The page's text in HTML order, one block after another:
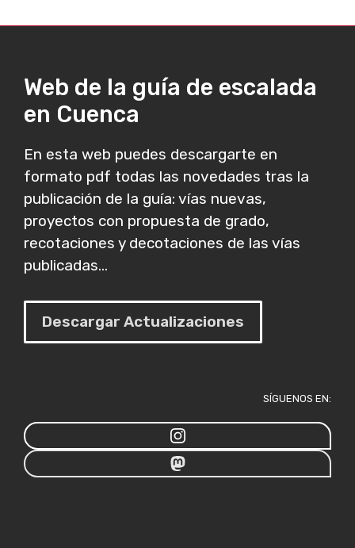
Web de la guía de escalada
en Cuenca
En esta web puedes descargarte en
formato pdf todas las novedades tras la
publicación de la guía: vías nuevas,
proyectos con propuesta de grado,
recotaciones y decotaciones de las vías
publicadas...
Descargar Actualizaciones
SÍGUENOS EN: